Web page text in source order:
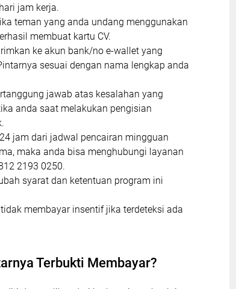
jam kerja.
teman yang anda undang menggunakan
membuat kartu CV.
ke akun bank/no e-wallet yang
sesuai dengan nama lengkap anda
jawab atas kesalahan yang
anda saat melakukan pengisian
jam dari jadwal pencairan mingguan
maka anda bisa menghubungi layanan
2193 0250.
syarat dan ketentuan program ini
membayar insentif jika terdeteksi ada
Terbukti Membayar?